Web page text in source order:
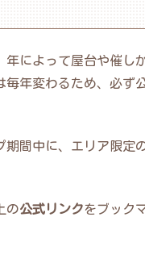
年によって屋台や催し
毎年変わるため、必ず
期間中に、エリア限定
の公式リンクをブック